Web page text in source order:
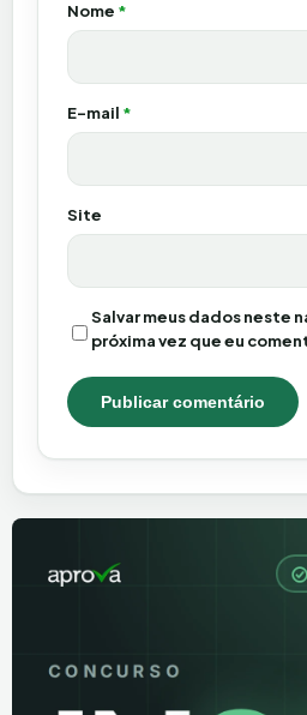
Nome *
E-mail *
Site
Salvar meus dados neste
próxima vez que eu